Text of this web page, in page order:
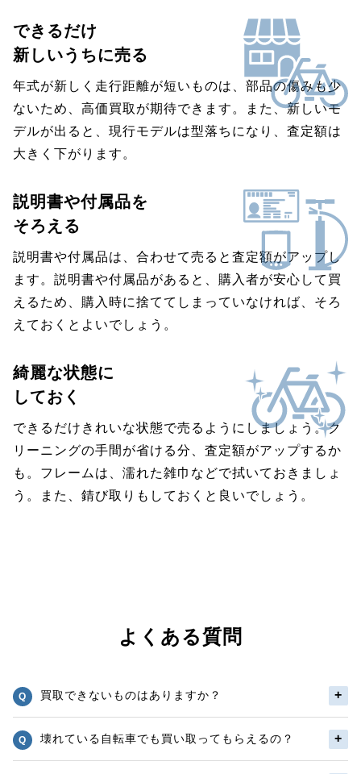
できるだけ
新しいうちに売る
年式が新しく走行距離が短いものは、部品の傷みも少
ないため、高価買取が期待できます。また、新しいモ
デルが出ると、現行モデルは型落ちになり、査定額は
大きく下がります。
説明書や付属品を
そろえる
説明書や付属品は、合わせて売ると査定額がアップし
ます。説明書や付属品があると、購入者が安心して買
えるため、購入時に捨ててしまっていなければ、そろ
えておくとよいでしょう。
綺麗な状態に
しておく
できるだけきれいな状態で売るようにしましょう。ク
リーニングの手間が省ける分、査定額がアップするか
も。フレームは、濡れた雑巾などで拭いておきましょ
う。また、錆び取りもしておくと良いでしょう。
よくある質問
買取できないものはありますか？
壊れている自転車でも買い取ってもらえるの？